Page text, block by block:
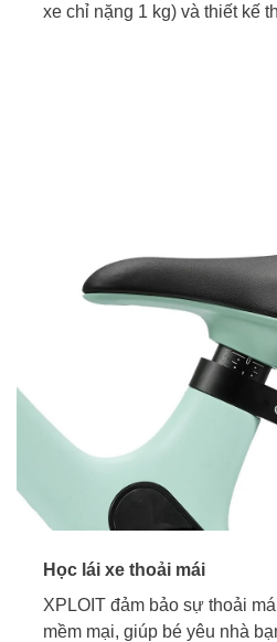
xe chỉ nặng 1 kg) và thiết kế
Học lái xe thoải mái
XPLOIT đảm bảo sự thoải
mềm mại, giúp bé yêu nhà